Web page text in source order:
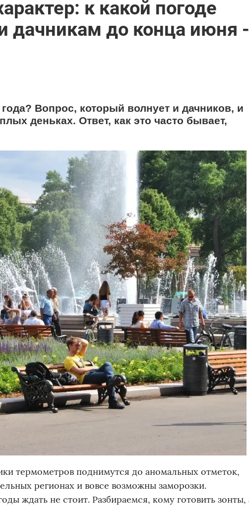
к какой погоде
дачникам до конца июня -
Вопрос, который волнует и дачников, и
деньках. Ответ, как это часто бывает,
термометров поднимутся до аномальных отметок,
регионах и вовсе возможны заморозки.
ждать не стоит. Разбираемся, кому готовить зонты,